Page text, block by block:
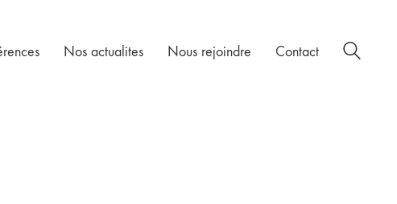
Nos actualites Nous rejoindre Contact